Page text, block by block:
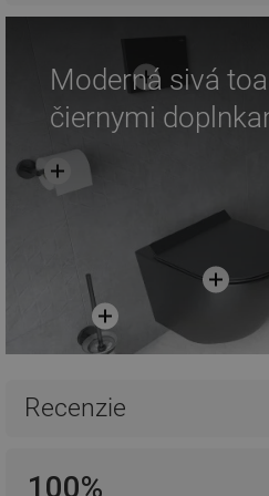
Moderná sivá
čiernymi
Recenzie
100%